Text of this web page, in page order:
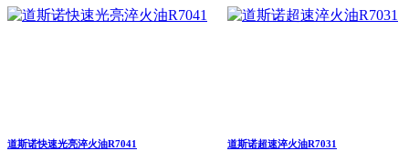
道斯诺快速光亮淬火油R7041 道斯诺超速淬火油R7031